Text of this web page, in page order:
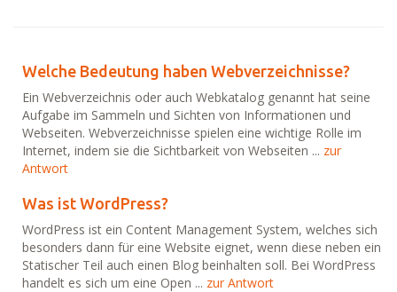
Welche Bedeutung haben Webverzeichnisse?
Ein Webverzeichnis oder auch Webkatalog genannt hat seine
Aufgabe im Sammeln und Sichten von Informationen und
Webseiten. Webverzeichnisse spielen eine wichtige Rolle im
Internet, indem sie die Sichtbarkeit von Webseiten ... zur
Antwort
Was ist WordPress?
WordPress ist ein Content Management System, welches sich
besonders dann für eine Website eignet, wenn diese neben ein
Statischer Teil auch einen Blog beinhalten soll. Bei WordPress
handelt es sich um eine Open ... zur Antwort